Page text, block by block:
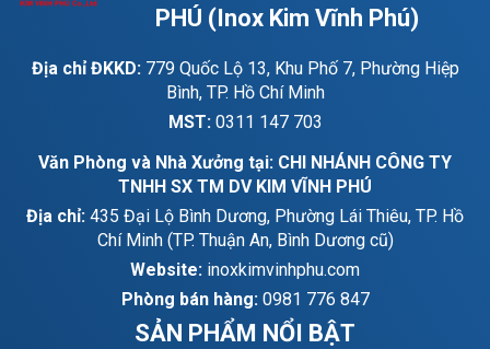
PHÚ (Inox Kim Vĩnh Phú)
Địa chỉ ĐKKD: 779 Quốc Lộ 13, Khu Phố 7, Phường Hiệp
Bình, TP. Hồ Chí Minh
MST: 0311 147 703
Văn Phòng và Nhà Xưởng tại: CHI NHÁNH CÔNG TY
TNHH SX TM DV KIM VĨNH PHÚ
Địa chỉ: 435 Đại Lộ Bình Dương, Phường Lái Thiêu, TP. Hồ
Chí Minh (TP. Thuận An, Bình Dương cũ)
Website: inoxkimvinhphu.com
Phòng bán hàng: 0981 776 847
SẢN PHẨM NỔI BẬT